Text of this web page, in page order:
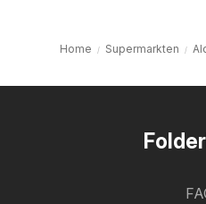
Home Supermarkten